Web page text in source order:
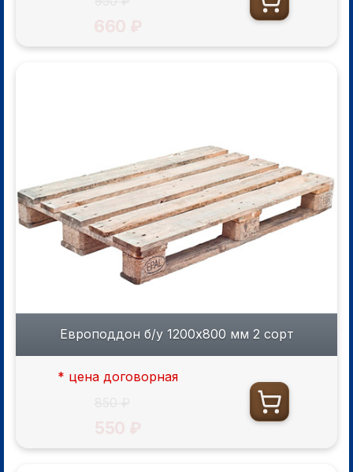
Европоддон б/у 1200х800 мм 2 сорт
* цена договорная